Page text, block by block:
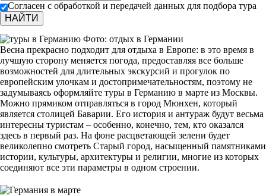
Согласен с обработкой и передачей данных для подбора тура
Фото: отдых в Германии
Весна прекрасно подходит для отдыха в Европе: в это время в
лучшую сторону меняется погода, предоставляя все больше
возможностей для длительных экскурсий и прогулок по
европейским улочкам и достопримечательностям, поэтому не
задумываясь оформляйте туры в Германию в марте из Москвы.
Можно прямиком отправляться в город Мюнхен, который
является столицей Баварии. Его история и антураж будут весьма
интересны туристам – особенно, конечно, тем, кто оказался
здесь в первый раз. На фоне расцветающей зелени будет
великолепно смотреть Старый город, насыщенный памятниками
истории, культуры, архитектуры и религии, многие из которых
соединяют все эти параметры в одном строении.